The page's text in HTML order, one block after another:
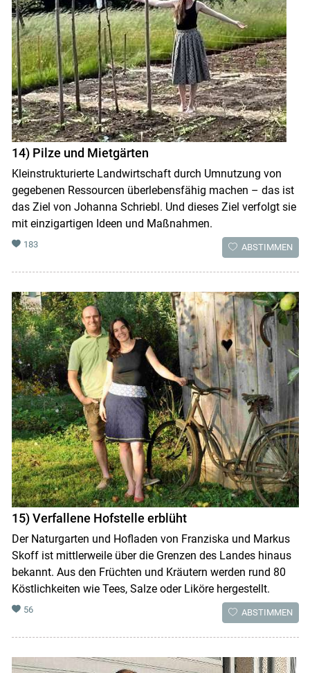
14) Pilze und Mietgärten
Kleinstrukturierte Landwirtschaft durch Umnutzung von
gegebenen Ressourcen überlebensfähig machen – das ist
das Ziel von Johanna Schriebl. Und dieses Ziel verfolgt sie
mit einzigartigen Ideen und Maßnahmen.
183 ABSTIMMEN
15) Verfallene Hofstelle erblüht
Der Naturgarten und Hofladen von Franziska und Markus
Skoff ist mittlerweile über die Grenzen des Landes hinaus
bekannt. Aus den Früchten und Kräutern werden rund 80
Köstlichkeiten wie Tees, Salze oder Liköre hergestellt.
56 ABSTIMMEN